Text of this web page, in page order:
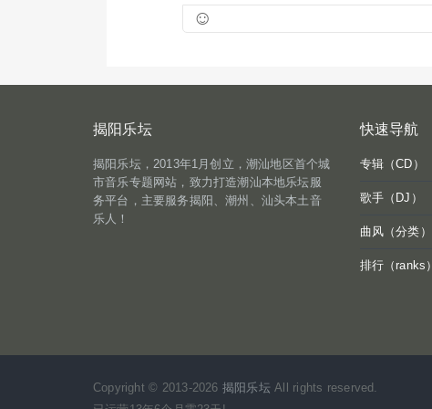
☺
揭阳乐坛
揭阳乐坛，2013年1月创立，潮汕地区首个城
市音乐专题网站，致力打造潮汕本地乐坛服
务平台，主要服务揭阳、潮州、汕头本土音
乐人！
快速导航
专辑（CD）
歌手（DJ）
曲风（分类）
排行（ranks）
Copyright © 2013-2026 揭阳乐坛 All rights reserved.